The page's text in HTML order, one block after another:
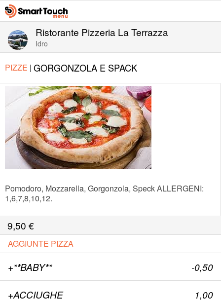
Ristorante Pizzeria La Terrazza
Idro
PIZZE | GORGONZOLA E SPACK
Pomodoro, Mozzarella, Gorgonzola, Speck ALLERGENI:
1,6,7,8,10,12.
9,50 €
AGGIUNTE PIZZA
+**BABY** -0,50
+ACCIUGHE 1,00